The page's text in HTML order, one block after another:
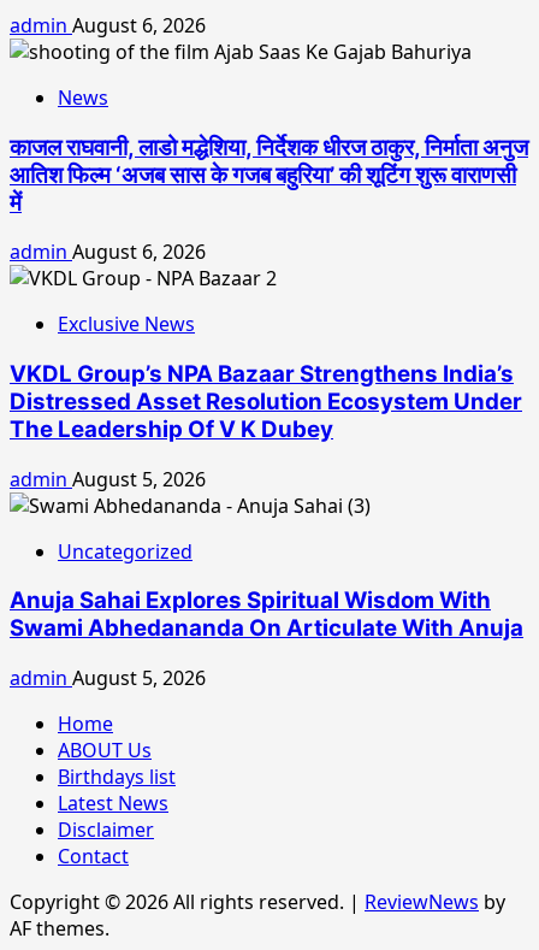
admin August 6, 2026
News
काजल राघवानी, लाडो मद्धेशिया, निर्देशक धीरज ठाकुर, निर्माता अनुज
आतिश फिल्म ‘अजब सास के गजब बहुरिया’ की शूटिंग शुरू वाराणसी
में
admin August 6, 2026
Exclusive News
VKDL Group’s NPA Bazaar Strengthens India’s
Distressed Asset Resolution Ecosystem Under
The Leadership Of V K Dubey
admin August 5, 2026
Uncategorized
Anuja Sahai Explores Spiritual Wisdom With
Swami Abhedananda On Articulate With Anuja
admin August 5, 2026
Home
ABOUT Us
Birthdays list
Latest News
Disclaimer
Contact
Copyright © 2026 All rights reserved. | ReviewNews by
AF themes.